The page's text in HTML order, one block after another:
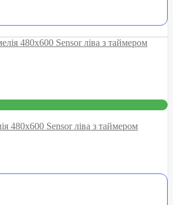
480х600 Sensor ліва з таймером